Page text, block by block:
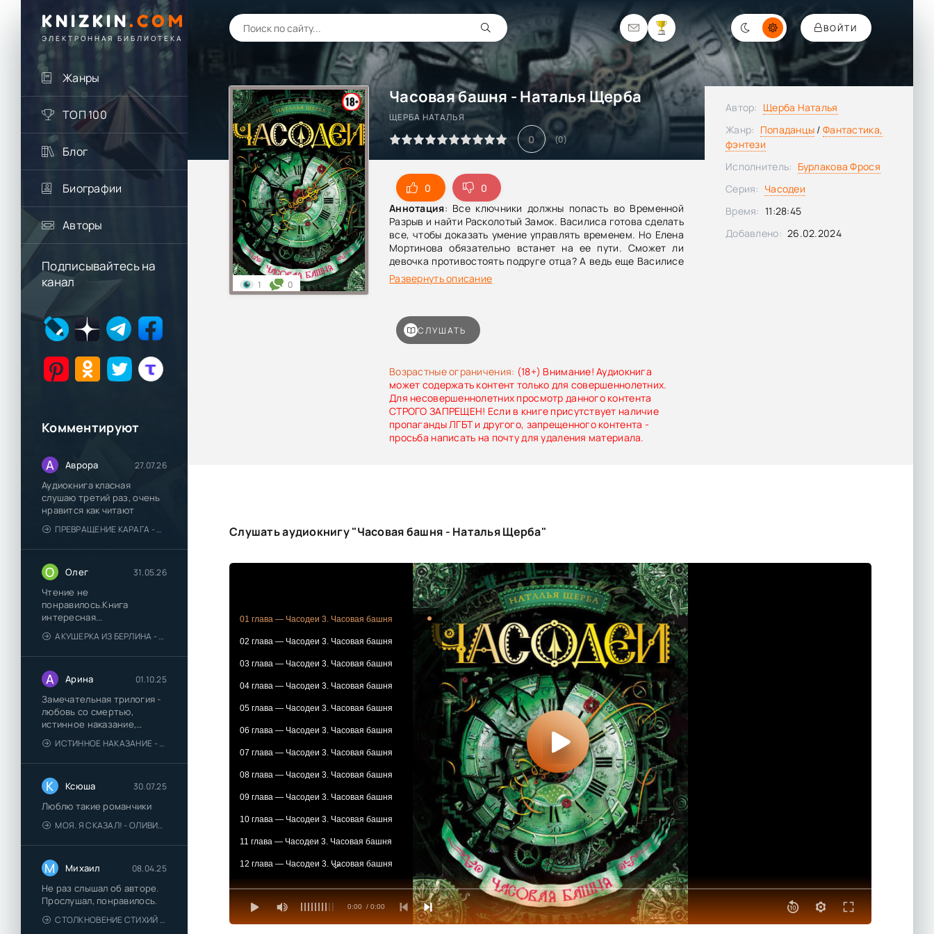
KNIZKIN. COM
ЭЛЕКТРОННАЯ БИБЛИОТЕКА
ВОЙТИ
Жанры
ТОП 100
Блог
Биографии
Авторы
Подписывайтесь на
канал
Комментируют
А Аврора 27.07.26
Аудиокнига класная
слушаю третий раз, очень
нравится как читают
ПРЕВРАЩЕНИЕ КАРАГА - КАТЯ БРАНДИС
О Олег 31.05.26
Чтение не
понравилось.Книга
интересная...
АКУШЕРКА ИЗ БЕРЛИНА - АННА СТЮАРТ
А Арина 01.10.25
Замечательная трилогия -
любовь со смертью,
истинное наказание,
любимая для монстра -
понравились
ИСТИННОЕ НАКАЗАНИЕ - ОЛЬГА ГУСЕЙНОВА
К Ксюша 30.07.25
Люблю такие романчики
МОЯ. Я СКАЗАЛ! - ОЛИВИЯ ЛЕЙК
М Михаил 08.04.25
Не раз слышал об авторе.
Прослушал, понравилось.
СТОЛКНОВЕНИЕ СТИХИЙ - ВАЛЕРИЙ ГУМИНСКИЙ
Часовая башня - Наталья Щерба
ЩЕРБА НАТАЛЬЯ
0 (0)
0
0
Аннотация: Все ключники должны попасть во Временной
Разрыв и найти Расколотый Замок. Василиса готова сделать
все, чтобы доказать умение управлять временем. Но Елена
Мортинова обязательно встанет на ее пути. Сможет ли
девочка противостоять подруге отца? А ведь еще Василисе
нужно успеть спасти фею Диану, поступить в часовую школу
и... найти ключ к сердцу самого близкого человека.
Развернуть описание
Возрастные ограничения: (18+) Внимание! Аудиокнига
может содержать контент только для совершеннолетних.
Для несовершеннолетних просмотр данного контента
СТРОГО ЗАПРЕЩЕН! Если в книге присутствует наличие
пропаганды ЛГБТ и другого, запрещенного контента -
просьба написать на почту для удаления материала.
1 0
СЛУШАТЬ
Автор: Щерба Наталья
Жанр: Попаданцы /Фантастика,
фэнтези
Исполнитель: Бурлакова Фрося
Серия: Часодеи
Время: 11:28:45
Добавлено: 26.02.2024
Слушать аудиокнигу "Часовая башня - Наталья Щерба"
0:00 / 0:00
01 глава — Часодеи 3. Часовая башня
02 глава — Часодеи 3. Часовая башня
03 глава — Часодеи 3. Часовая башня
04 глава — Часодеи 3. Часовая башня
05 глава — Часодеи 3. Часовая башня
06 глава — Часодеи 3. Часовая башня
07 глава — Часодеи 3. Часовая башня
08 глава — Часодеи 3. Часовая башня
09 глава — Часодеи 3. Часовая башня
10 глава — Часодеи 3. Часовая башня
11 глава — Часодеи 3. Часовая башня
12 глава — Часодеи 3. Часовая башня
13 глава — Часодеи 3. Часовая башня
14 глава — Часодеи 3. Часовая башня